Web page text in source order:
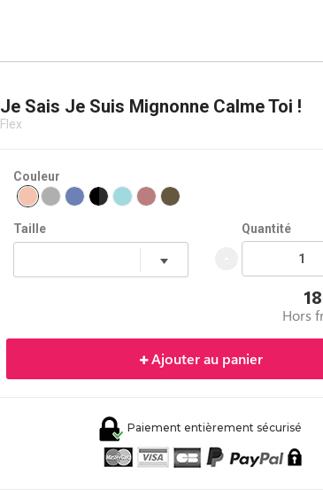
Je Sais Je Suis Mignonne Calme Toi !
Flex
Couleur
Taille Quantité
Hors
Ajouter au panier
Paiement entièrement sécurisé